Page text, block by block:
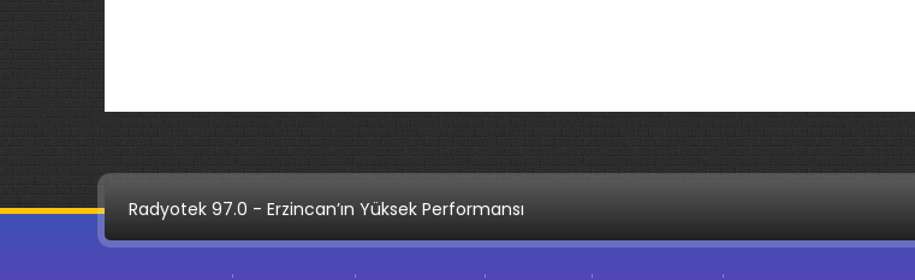
Radyotek 97.0 - Erzincan’ın Yüksek Performansı